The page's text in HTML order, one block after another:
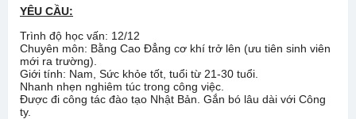
YÊU CẦU:
Trình độ học vấn: 12/12
Chuyên môn: Bằng Cao Đẳng cơ khí trở lên (ưu tiên sinh viên
mới ra trường).
Giới tính: Nam, Sức khỏe tốt, tuổi từ 21-30 tuổi.
Nhanh nhẹn nghiêm túc trong công việc.
Được đi công tác đào tạo Nhật Bản. Gắn bó lâu dài với Công
ty.